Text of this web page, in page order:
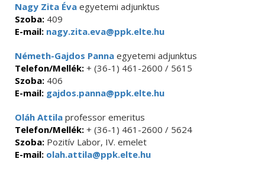
Nagy Zita Éva egyetemi adjunktus
Szoba: 409
E-mail: nagy.zita.eva@ppk.elte.hu
Németh-Gajdos Panna egyetemi adjunktus
Telefon/Mellék: + (36-1) 461-2600 / 5615
Szoba: 406
E-mail: gajdos.panna@ppk.elte.hu
Oláh Attila professor emeritus
Telefon/Mellék: + (36-1) 461-2600 / 5624
Szoba: Pozitív Labor, IV. emelet
E-mail: olah.attila@ppk.elte.hu